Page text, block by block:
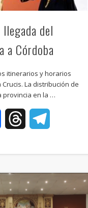
del
a Córdoba
itinerarios y horarios
La distribución de
provincia en la …
FacebookThreads